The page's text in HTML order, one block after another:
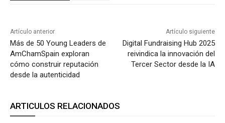
Artículo anterior
Más de 50 Young Leaders de
AmChamSpain exploran
cómo construir reputación
desde la autenticidad
Artículo siguiente
Digital Fundraising Hub 2025
reivindica la innovación del
Tercer Sector desde la IA
ARTICULOS RELACIONADOS